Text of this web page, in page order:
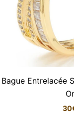
Bague Entrelacée
Or
30